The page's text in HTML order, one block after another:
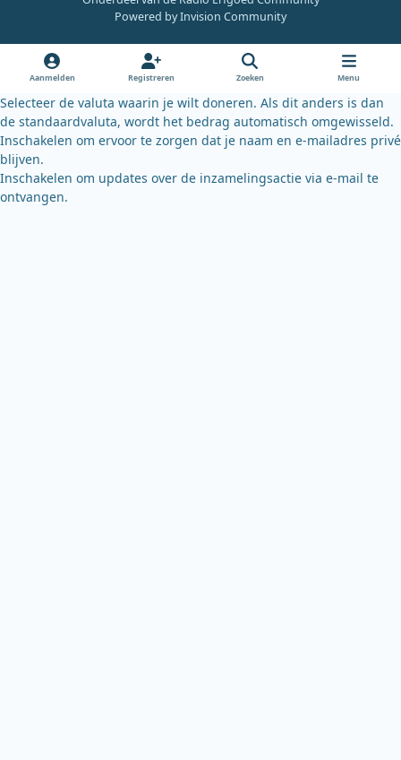
e
o
k
b
k
y
Powered byInvision Community
Aanmelden Registreren Zoeken Menu
Selecteer de valuta waarin je wilt doneren. Als dit anders is dan
de standaardvaluta, wordt het bedrag automatisch omgewisseld.
Inschakelen om ervoor te zorgen dat je naam en e-mailadres privé
blijven.
Inschakelen om updates over de inzamelingsactie via e-mail te
ontvangen.